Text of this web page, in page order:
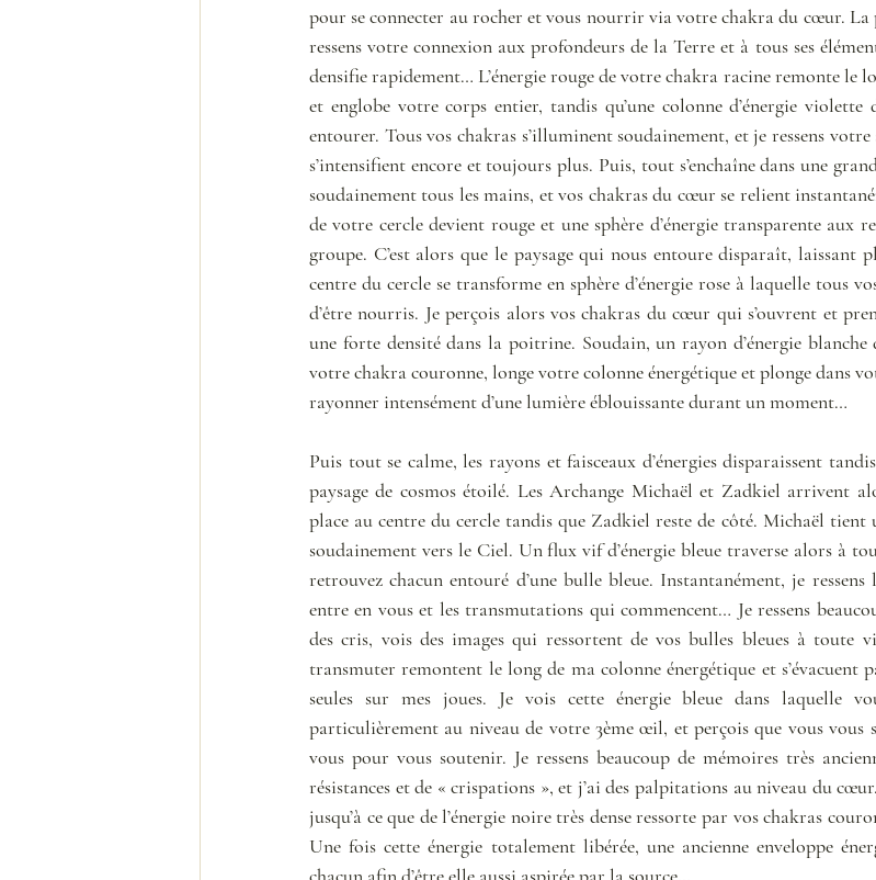
pour se connecter au rocher et vous nourrir via votre chakra du cœur. La
ressens votre connexion aux profondeurs de la Terre et à tous ses
densifie rapidement… L’énergie rouge de votre chakra racine remonte le
et englobe votre corps entier, tandis qu’une colonne d’énergie violette
entourer. Tous vos chakras s’illuminent soudainement, et je ressens
s’intensifient encore et toujours plus. Puis, tout s’enchaîne dans une
soudainement tous les mains, et vos chakras du cœur se relient
de votre cercle devient rouge et une sphère d’énergie transparente aux
groupe. C’est alors que le paysage qui nous entoure disparaît,
centre du cercle se transforme en sphère d’énergie rose à laquelle tous
d’être nourris. Je perçois alors vos chakras du cœur qui s’ouvrent et
une forte densité dans la poitrine. Soudain, un rayon d’énergie blanche
votre chakra couronne, longe votre colonne énergétique et plonge dans
rayonner intensément d’une lumière éblouissante durant un moment…
Puis tout se calme, les rayons et faisceaux d’énergies disparaissent
paysage de cosmos étoilé. Les Archange Michaël et Zadkiel arrivent
place au centre du cercle tandis que Zadkiel reste de côté. Michaël tient
soudainement vers le Ciel. Un flux vif d’énergie bleue traverse alors à
retrouvez chacun entouré d’une bulle bleue. Instantanément, je
entre en vous et les transmutations qui commencent… Je ressens
des cris, vois des images qui ressortent de vos bulles bleues à toute
transmuter remontent le long de ma colonne énergétique et s’évacuent
seules sur mes joues. Je vois cette énergie bleue dans laquelle
particulièrement au niveau de votre 3ème œil, et perçois que vous vous
vous pour vous soutenir. Je ressens beaucoup de mémoires très
résistances et de « crispations », et j’ai des palpitations au niveau du
jusqu’à ce que de l’énergie noire très dense ressorte par vos chakras
Une fois cette énergie totalement libérée, une ancienne enveloppe